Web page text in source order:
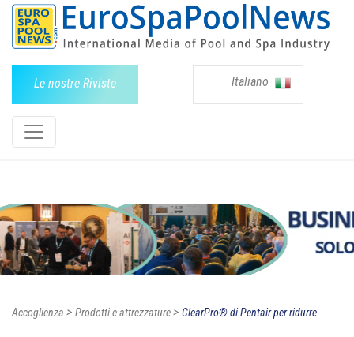
Le nostre Riviste Italiano
Accoglienza > Prodotti e attrezzature> ClearPro® di Pentair per ridurre...